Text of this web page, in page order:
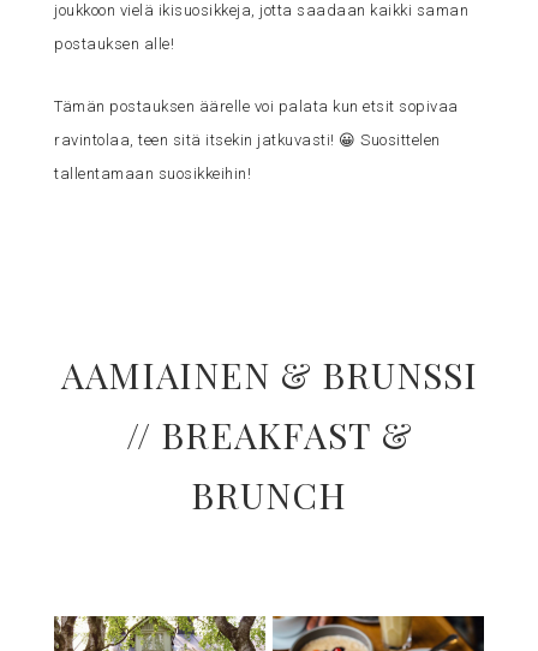
joukkoon vielä ikisuosikkeja, jotta saadaan kaikki saman
postauksen alle!
Tämän postauksen äärelle voi palata kun etsit sopivaa
ravintolaa, teen sitä itsekin jatkuvasti! 😀 Suosittelen
tallentamaan suosikkeihin!
AAMIAINEN & BRUNSSI
// BREAKFAST &
BRUNCH